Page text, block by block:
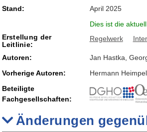
Stand
April 2025
Dies ist die
Erstellung der
Leitlinie
Regelwerk
Autoren: Jan Hastka
Vorherige Autoren:
Hermann Heimpel
Beteiligte
Fachgesellschaften
Änderungen